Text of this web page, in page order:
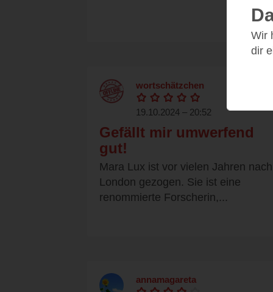
wortschätzchen
19.10.2024 – 20:52
Gefällt mir umwerfend
gut!
Mara Lux ist vor vielen Jahren nach
London gezogen. Sie ist eine
renommierte Forscherin,...
annamagareta
Wir
dir